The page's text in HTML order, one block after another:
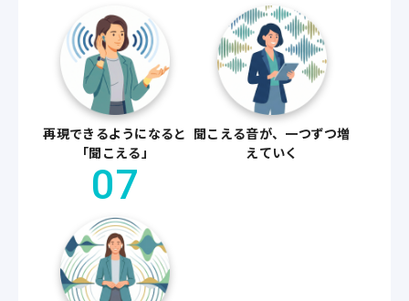
再現できるようになると
「聞こえる」
聞こえる音が、一つずつ増
えていく
07